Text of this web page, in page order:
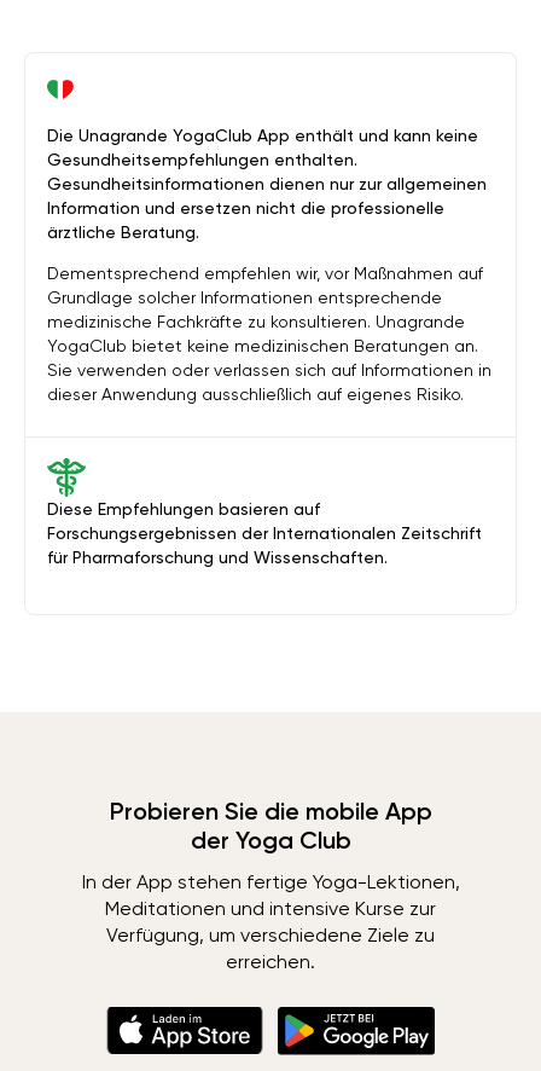
Diese Empfehlungen basieren auf
Forschungsergebnissen der Internationalen Zeitschrift
für Pharmaforschung und Wissenschaften.
Die Unagrande YogaClub App enthält und kann keine
Gesundheitsempfehlungen enthalten.
Gesundheitsinformationen dienen nur zur allgemeinen
Information und ersetzen nicht die professionelle
ärztliche Beratung.
Dementsprechend empfehlen wir, vor Maßnahmen auf
Grundlage solcher Informationen entsprechende
medizinische Fachkräfte zu konsultieren. Unagrande
YogaClub bietet keine medizinischen Beratungen an.
Sie verwenden oder verlassen sich auf Informationen in
dieser Anwendung ausschließlich auf eigenes Risiko.
Probieren Sie die mobile App
der Yoga Club
In der App stehen fertige Yoga-Lektionen,
Meditationen und intensive Kurse zur
Verfügung, um verschiedene Ziele zu
erreichen.